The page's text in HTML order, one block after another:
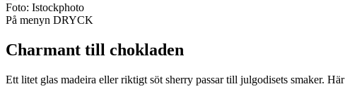
Foto: Istockphoto
På menyn DRYCK
Charmant till chokladen
Ett litet glas madeira eller riktigt söt sherry passar till julgodisets smaker.